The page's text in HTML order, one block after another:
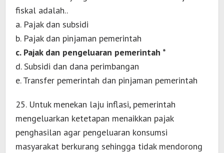
fiskal adalah..
a. Pajak dan subsidi
b. Pajak dan pinjaman pemerintah
c. Pajak dan pengeluaran pemerintah *
d. Subsidi dan dana perimbangan
e. Transfer pemerintah dan pinjaman pemerintah
25. Untuk menekan laju inflasi, pemerintah
mengeluarkan ketetapan menaikkan pajak
penghasilan agar pengeluaran konsumsi
masyarakat berkurang sehingga tidak mendorong